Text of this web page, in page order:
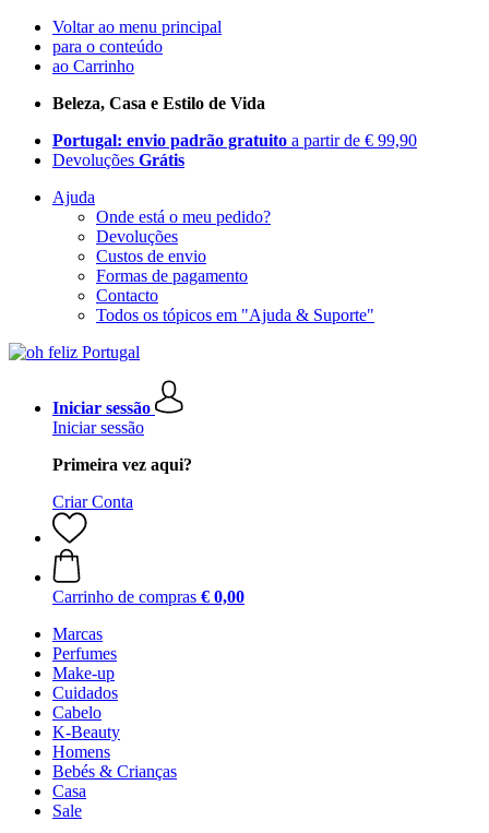
Voltar ao menu principal
para o conteúdo
ao Carrinho
Beleza, Casa e Estilo de Vida
Portugal: envio padrão gratuito a partir de € 99,90
Devoluções Grátis
Ajuda
Onde está o meu pedido?
Devoluções
Custos de envio
Formas de pagamento
Contacto
Todos os tópicos em "Ajuda & Suporte"
Iniciar sessão
Iniciar sessão
Primeira vez aqui?
Criar Conta
Carrinho de compras € 0,00
Marcas
Perfumes
Make-up
Cuidados
Cabelo
K-Beauty
Homens
Bebés & Crianças
Casa
Sale